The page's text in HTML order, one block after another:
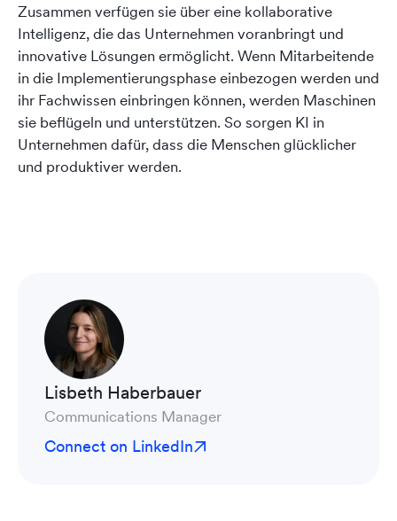
Zusammen verfügen sie über eine kollaborative
Intelligenz, die das Unternehmen voranbringt und
innovative Lösungen ermöglicht. Wenn Mitarbeitende
in die Implementierungsphase einbezogen werden und
ihr Fachwissen einbringen können, werden Maschinen
sie beflügeln und unterstützen. So sorgen KI in
Unternehmen dafür, dass die Menschen glücklicher
und produktiver werden.
Lisbeth Haberbauer
Communications Manager
Connect on LinkedIn